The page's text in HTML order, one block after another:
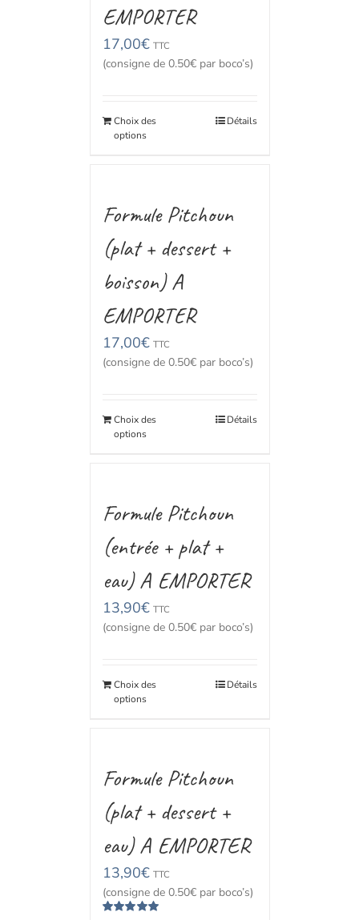
EMPORTER
17,00€ TTC
(consigne de 0.50€ par boco’s)
Choix des
options
Détails
Formule Pitchoun
(plat + dessert +
boisson) A
EMPORTER
17,00€ TTC
(consigne de 0.50€ par boco’s)
Choix des
options
Détails
Formule Pitchoun
(entrée + plat +
eau) A EMPORTER
13,90€ TTC
(consigne de 0.50€ par boco’s)
Choix des
options
Détails
Formule Pitchoun
(plat + dessert +
eau) A EMPORTER
13,90€ TTC
(consigne de 0.50€ par boco’s)